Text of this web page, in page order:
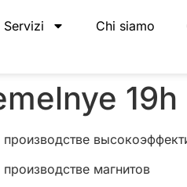
Servizi Chi siamo
19h
магнитов